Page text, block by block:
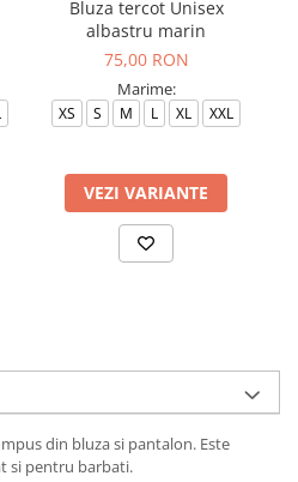
Bluza tercot Unisex
albastru marin
75,00 RON
Marime:
XS S M L XL XXL
VEZI VARIANTE
din bluza si pantalon. Este
si pentru barbati.